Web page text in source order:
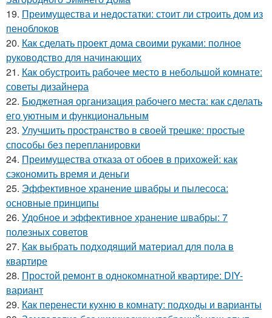
19. Преимущества и недостатки: стоит ли строить дом из
пеноблоков
20. Как сделать проект дома своими руками: полное
руководство для начинающих
21. Как обустроить рабочее место в небольшой комнате:
советы дизайнера
22. Бюджетная организация рабочего места: как сделать
его уютным и функциональным
23. Улучшить пространство в своей трешке: простые
способы без перепланировки
24. Преимущества отказа от обоев в прихожей: как
сэкономить время и деньги
25. Эффективное хранение швабры и пылесоса:
основные принципы
26. Удобное и эффективное хранение швабры: 7
полезных советов
27. Как выбрать подходящий материал для пола в
квартире
28. Простой ремонт в однокомнатной квартире: DIY-
вариант
29. Как перенести кухню в комнату: подходы и варианты